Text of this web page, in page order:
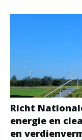
Richt
energie en
en